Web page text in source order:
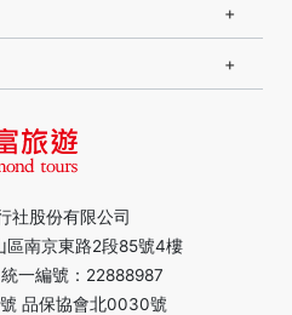
社股份有限公司
區南京東路2段85號4樓
一編號：22888987
品保協會北0030號